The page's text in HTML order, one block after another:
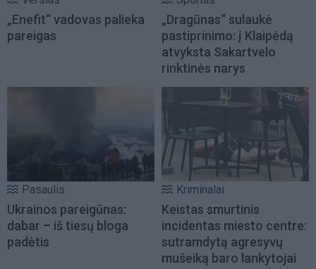
„Enefit“ vadovas palieka
pareigas
„Dragūnas“ sulaukė
pastiprinimo: į Klaipėdą
atvyksta Sakartvelo
rinktinės narys
Pasaulis
Ukrainos pareigūnas:
dabar – iš tiesų bloga
padėtis
Kriminalai
Keistas smurtinis
incidentas miesto centre:
sutramdytą agresyvų
mušeiką baro lankytojai